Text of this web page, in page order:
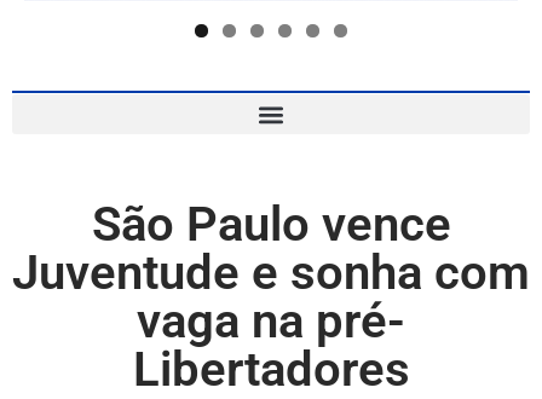
São Paulo vence
Juventude e sonha com
vaga na pré-
Libertadores